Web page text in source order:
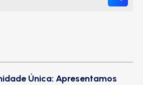
Única: Apresentamos